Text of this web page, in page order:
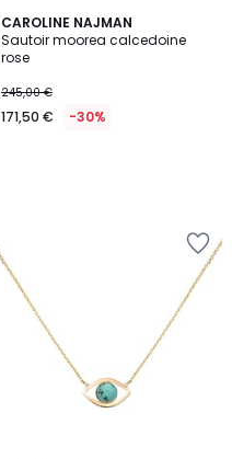
CAROLINE NAJMAN
Sautoir moorea calcedoine
rose
245,00 €
171,50 € -30%